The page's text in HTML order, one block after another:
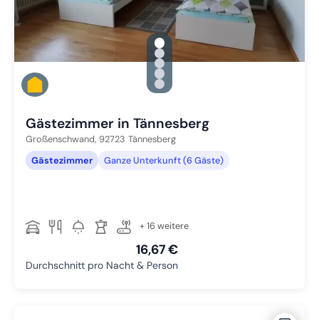
gallery.slide_selector
Zu Slide 1 wechseln
Zu Slide 2 wechseln
Zu Slide 3 wechseln
Zu Slide 4 wechseln
Zu Slide 5 wechseln
Gästezimmer in Tännesberg
Großenschwand, 92723 Tännesberg
Gästezimmer
Ganze Unterkunft (6 Gäste)
+ 16 weitere
16,67 €
Durchschnitt pro Nacht & Person